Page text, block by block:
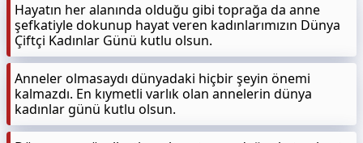
Hayatın her alanında olduğu gibi toprağa da anne
şefkatiyle dokunup hayat veren kadınlarımızın Dünya
Çiftçi Kadınlar Günü kutlu olsun.
Anneler olmasaydı dünyadaki hiçbir şeyin önemi
kalmazdı. En kıymetli varlık olan annelerin dünya
kadınlar günü kutlu olsun.